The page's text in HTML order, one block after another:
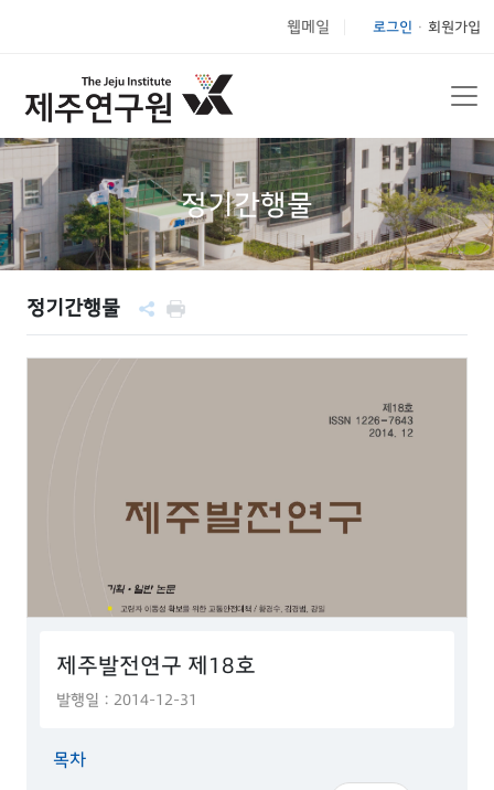
웹메일 로그인 회원가입
정기간행물
정기간행물
제주발전연구 제18호
발행일 : 2014-12-31
목차